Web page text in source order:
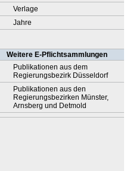
Verlage
Jahre
Weitere E-Pflichtsammlungen
Publikationen aus dem
Regierungsbezirk Düsseldorf
Publikationen aus den
Regierungsbezirken Münster,
Arnsberg und Detmold